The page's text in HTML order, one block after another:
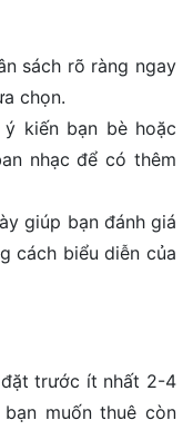
sách rõ ràng ngay
chọn.
ý kiến bạn bè hoặc
nhạc để có thêm
giúp bạn đánh giá
cách biểu diễn của
đặt trước ít nhất 2-4
muốn thuê còn